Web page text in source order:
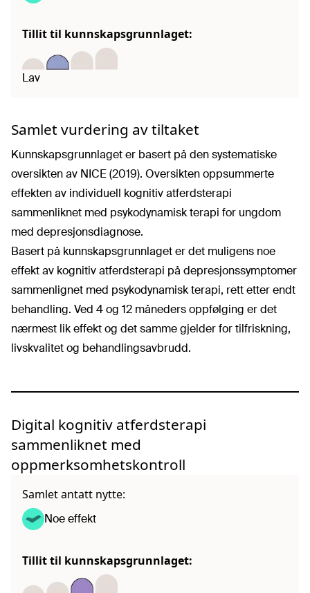
Tillit til kunnskapsgrunnlaget:
Lav
Samlet vurdering av tiltaket
Kunnskapsgrunnlaget er basert på den systematiske
oversikten av NICE (2019). Oversikten oppsummerte
effekten av individuell kognitiv atferdsterapi
sammenliknet med psykodynamisk terapi for ungdom
med depresjonsdiagnose.
Basert på kunnskapsgrunnlaget er det muligens noe
effekt av kognitiv atferdsterapi på depresjonssymptomer
sammenlignet med psykodynamisk terapi, rett etter endt
behandling. Ved 4 og 12 måneders oppfølging er det
nærmest lik effekt og det samme gjelder for tilfriskning,
livskvalitet og behandlingsavbrudd.
Digital kognitiv atferdsterapi
sammenliknet med
oppmerksomhetskontroll
Samlet antatt nytte:
Noe effekt
Tillit til kunnskapsgrunnlaget: